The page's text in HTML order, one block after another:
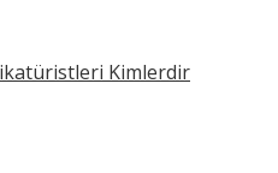
Kimlerdir